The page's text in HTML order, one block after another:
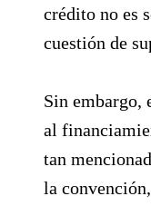
crédito no es
cuestión de
Sin embargo,
al
tan
la